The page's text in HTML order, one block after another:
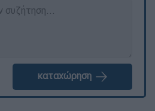
καταχώρηση